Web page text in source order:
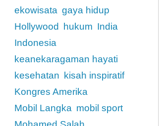
ekowisata gaya hidup
Hollywood
hukum India
Indonesia
keanekaragaman hayati
kesehatan
kisah inspiratif
Kongres Amerika
Mobil Langka mobil sport